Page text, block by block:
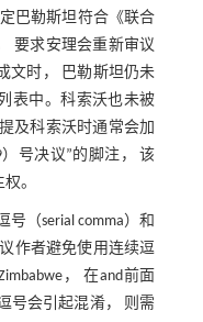
巴勒斯坦符合《联合
要求安理会重新审议
文时， 巴勒斯坦仍未
表中。科索沃也未被
及科索沃时通常会加
号决议”的脚注， 该
。
（serial comma）和
作者避免使用连续逗
， 在and前面
号会引起混淆， 则需